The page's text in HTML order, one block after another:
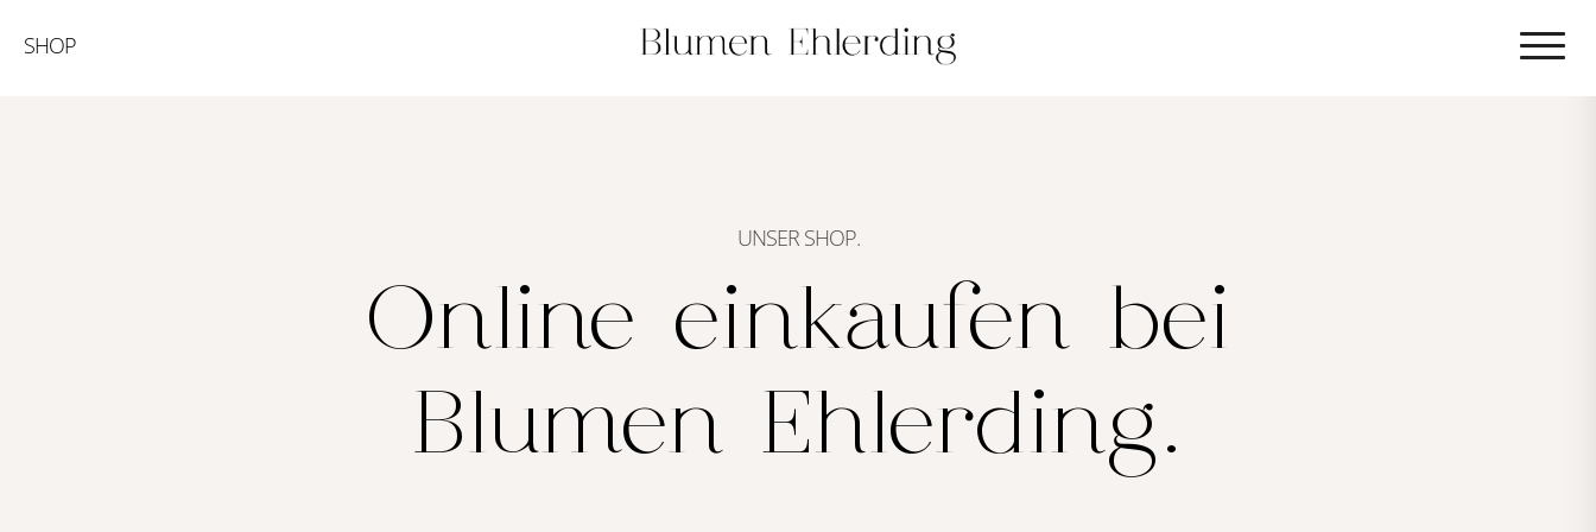
SHOP
UNSER SHOP.
Online einkaufen bei
Blumen Ehlerding.